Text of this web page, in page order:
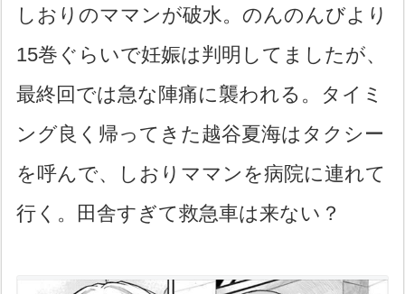
しおりのママンが破水。のんのんびより
15巻ぐらいで妊娠は判明してましたが、
最終回では急な陣痛に襲われる。タイミ
ング良く帰ってきた越谷夏海はタクシー
を呼んで、しおりママンを病院に連れて
行く。田舎すぎて救急車は来ない？